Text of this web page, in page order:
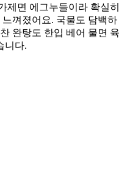
제면 에그누들이라 확실히
껴졌어요. 국물도 담백하
완탕도 한입 베어 물면 육
니다.